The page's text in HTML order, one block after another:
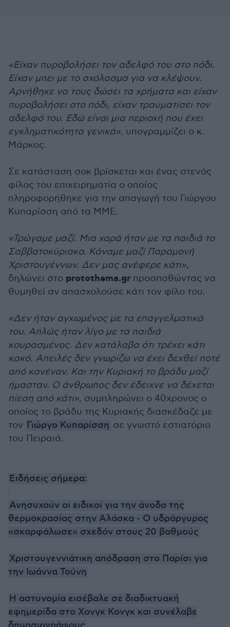
«Είχαν πυροβολήσει τον αδελφό του στο πόδι.
Είχαν μπει με το σχόλασμα για να κλέψουν.
Αρνήθηκε να τους δώσει τα χρήματα και είχαν
πυροβολήσει στο πόδι, είχαν τραυματίσει τον
αδελφό του. Εδώ είναι μια περιοχή που έχει
εγκληματικότητα γενικά», υπογραμμίζει ο κ.
Μάρκος.
Σε κατάσταση σοκ βρίσκεται και ένας στενός
φίλος του επιχειρηματία ο οποίος
πληροφορήθηκε για την απαγωγή του Γιώργου
Κυπαρίσση από τα ΜΜΕ.
«Τρώγαμε μαζί. Μια χαρά ήταν με τα παιδιά το
Σαββατοκύριακο. Κάναμε μαζί Παραμονή
Χριστουγέννων. Δεν μας ανέφερε κάτι»,
δηλώνει στο protothema.gr προσπαθώντας να
θυμηθεί αν απασχολούσε κάτι τον φίλο του.
«Δεν ήταν αγχωμένος με τα επαγγελματικά
του. Απλώς ήταν λίγο με τα παιδιά
κουρασμένος. Δεν κατάλαβα ότι τρέχει κάτι
κακό. Απειλές δεν γνωρίζω να έχει δεχθεί ποτέ
από κανέναν. Και την Κυριακή το βράδυ μαζί
ήμασταν. Ο άνθρωπος δεν έδειχνε να δέχεται
πίεση από κάτι», συμπληρώνει ο 40χρονος ο
οποίος το βράδυ της Κυριακής διασκέδαζε με
τον Γιώργο Κυπαρίσση σε γνωστό εστιατόριο
του Πειραιά.
Ειδήσεις σήμερα:
Ανησυχούν οι ειδικοί για την άνοδο της
θερμοκρασίας στην Αλάσκα - Ο υδράργυρος
«σκαρφάλωσε» σχεδόν στους 20 βαθμούς
Χριστουγεννιάτικη απόδραση στο Παρίσι για
την Ιωάννα Τούνη
H αστυνομία εισέβαλε σε διαδικτυακή
εφημερίδα στο Χονγκ Κονγκ και συνέλαβε